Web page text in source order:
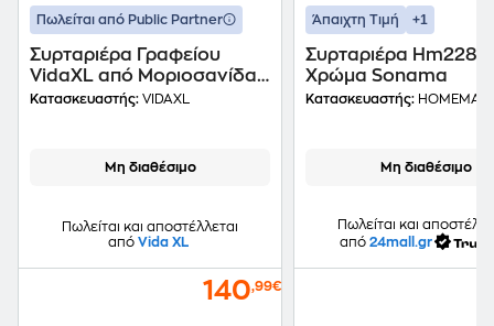
Πωλείται από Public Partner
Συρταριέρα Γραφείου
VidaXL από Μοριοσανίδα
40x50x76 cm - Λευκό
Κατασκευαστής: VIDAXL
Μη διαθέσιμο
Πωλείται και αποστέλλεται
από Vida XL
140,99€
Άπαιχτη Τιμή +1
Συρταριέρα Hm2282
Χρώμα Sonama
Κατασκευαστής:
Μη διαθέσιμο
Πωλείται και
από 24mall.gr